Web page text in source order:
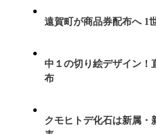
遠賀町が商品券配布へ 1
中１の切り絵デザイン！
布
クモヒトデ化石は新属